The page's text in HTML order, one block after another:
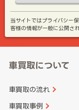
当サイトではプライバシー
客様の情報が一般に公開さ
車買取について
車買取の流れ
車買取事例